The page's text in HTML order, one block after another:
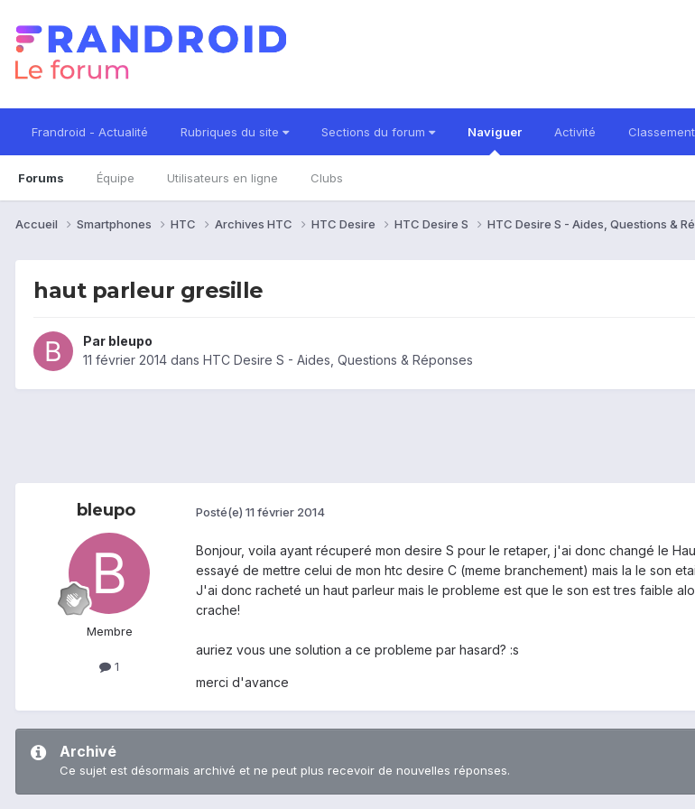
Frandroid - Actualité Rubriques du site Sections du forum Naviguer
Forums Équipe Utilisateurs en ligne Clubs
Activité Classement
Accueil Smartphones HTC Archives HTC HTC Desire HTC Desire S HTC Desire S - Aides, Questions &
haut parleur gresille
Par bleupo
11 février 2014 dans HTC Desire S - Aides, Questions & Réponses
bleupo
Membre
1
Posté(e) 11 février 2014
Bonjour, voila ayant récuperé mon desire S pour le retaper, j'ai donc changé le
essayé de mettre celui de mon htc desire C (meme branchement) mais la le son
J'ai donc racheté un haut parleur mais le probleme est que le son est tres faible
crache!
auriez vous une solution a ce probleme par hasard? :s
merci d'avance
Archivé
Ce sujet est désormais archivé et ne peut plus recevoir de nouvelles réponses.